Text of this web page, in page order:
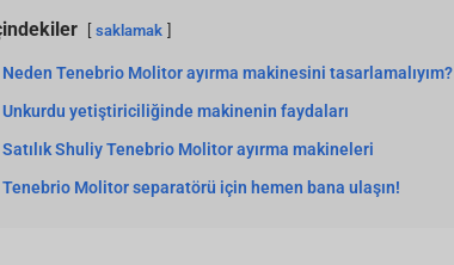
saklamak
Neden Tenebrio Molitor ayırma makinesini tasarlamalıyım?
Unkurdu yetiştiriciliğinde makinenin faydaları
Satılık Shuliy Tenebrio Molitor ayırma makineleri
Tenebrio Molitor separatörü için hemen bana ulaşın!